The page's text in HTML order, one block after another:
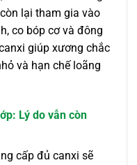
lại tham gia vào
co bóp cơ và đông
giúp xương chắc
và hạn chế loãng
Lý do vẫn còn
cấp đủ canxi sẽ